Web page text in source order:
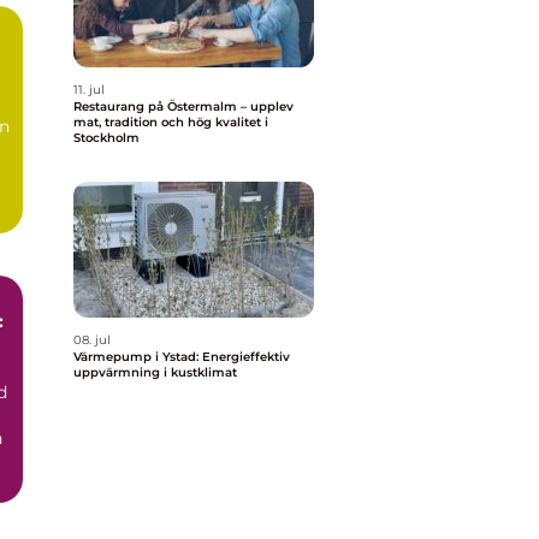
11. jul
Restaurang på Östermalm – upplev
mat, tradition och hög kvalitet i
Stockholm
08. jul
Värmepump i Ystad: Energieffektiv
uppvärmning i kustklimat